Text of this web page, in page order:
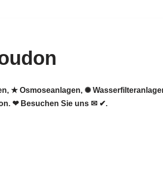
★ Osmoseanlagen, ✺
❤ Besuchen Sie uns ✉ ✔.